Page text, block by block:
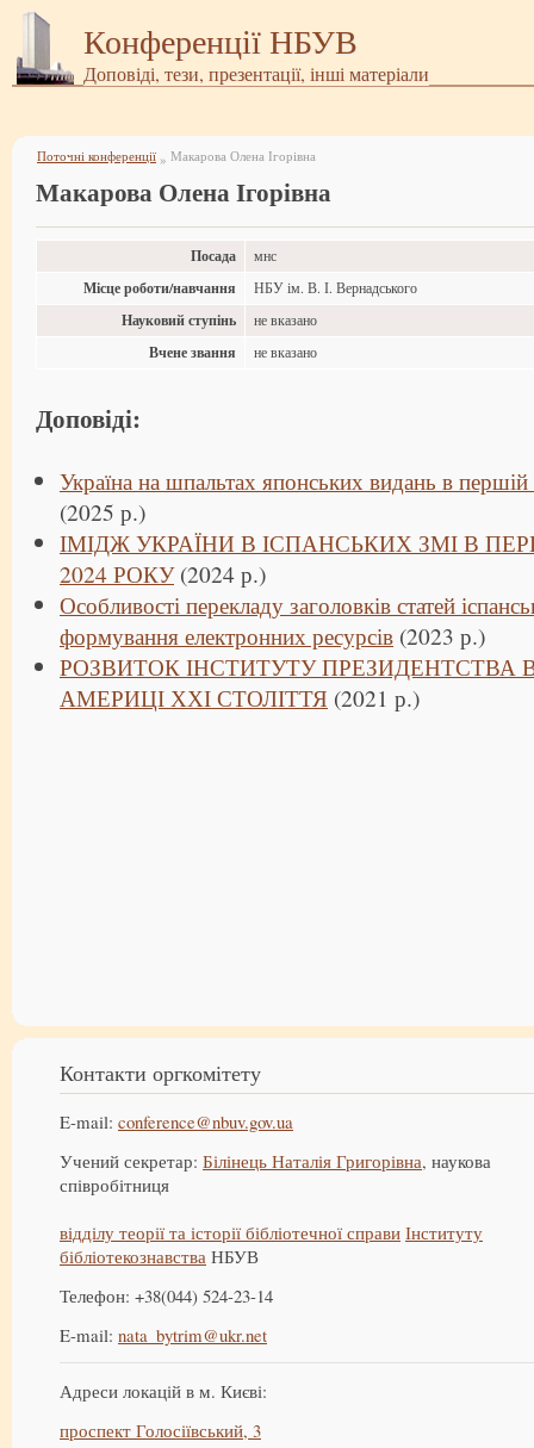
Конференції НБУВ
Доповіді, тези, презентації, інші матеріали
Поточні конференції » Макарова Олена Ігорівна
Макарова Олена Ігорівна
Посада мнс
Місце роботи/навчання НБУ ім. В. І. Вернадського
Науковий ступінь не вказано
Вчене звання не вказано
Доповіді:
Україна на шпальтах японських видань в
(2025 р.)
ІМІДЖ УКРАЇНИ В ІСПАНСЬКИХ ЗМІ В
2024 РОКУ(2024 р.)
Особливості перекладу заголовків статей
формування електронних ресурсів (2023 р.)
РОЗВИТОК ІНСТИТУТУ ПРЕЗИДЕНТСТВА
АМЕРИЦІ ХХІ СТОЛІТТЯ (2021 р.)
Контакти оргкомітету
E-mail: conference@nbuv.gov.ua
Учений секретар: Білінець Наталія Григорівна, наукова
співробітниця
відділу теорії та історії бібліотечної справи Інституту
бібліотекознавства НБУВ
Телефон: +38(044) 524-23-14
E-mail: nata_bytrim@ukr.net
Адреси локацій в м. Києві:
проспект Голосіївський, 3